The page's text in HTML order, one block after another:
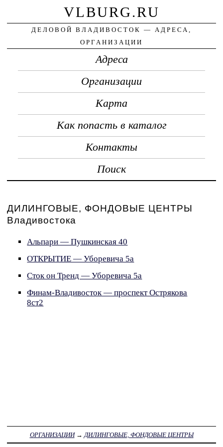
VLBURG.RU
ДЕЛОВОЙ ВЛАДИВОСТОК — АДРЕСА,
ОРГАНИЗАЦИИ
Адреса
Организации
Карта
Как попасть в каталог
Контакты
Поиск
ДИЛИНГОВЫЕ, ФОНДОВЫЕ ЦЕНТРЫ
Владивостока
Альпари — Пушкинская 40
ОТКРЫТИЕ — Уборевича 5а
Сток он Тренд — Уборевича 5а
Финам-Владивосток — проспект Острякова
8ст2
ОРГАНИЗАЦИИ→ ДИЛИНГОВЫЕ, ФОНДОВЫЕ ЦЕНТРЫ